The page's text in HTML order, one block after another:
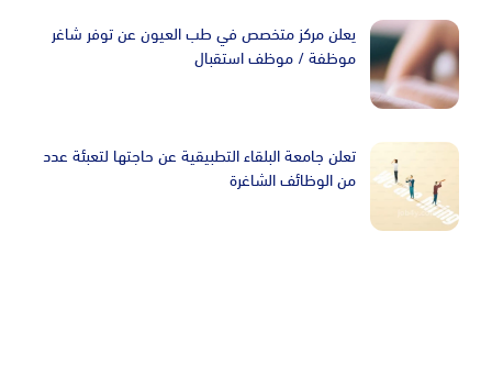
يعلن مركز متخصص في طب العيون عن توفر شاغر
موظفة / موظف استقبال
تعلن جامعة البلقاء التطبيقية عن حاجتها لتعبئة عدد
من الوظائف الشاغرة